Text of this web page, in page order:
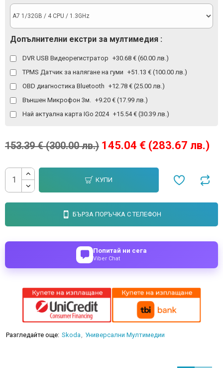
145.04 € (283.67 лв.)
153.39 € (300.00 лв.)
Допълнителни екстри за мултимедия :
DVR USB Видеорегистратор +30.68 € (60.00 лв.)
TPMS Датчик за налягане на гуми +51.13 € (100.00 лв.)
OBD диагностика Bluetooth +12.78 € (25.00 лв.)
Външен Микрофон 3м.
+9.20 € (17.99 лв.)
Най актуална карта IGo 2024 +15.54 € (30.39 лв.)
КУПИ
БЪРЗА ПОРЪЧКА С ТЕЛЕФОН
Попитай ни сега
Viber Chat
Разгледайте още: Skoda Универсални Мултимедии